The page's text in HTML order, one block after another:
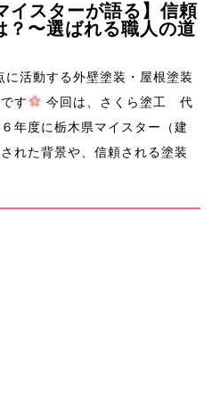
イスターが語る】信頼
？〜選ばれる職人の道
に活動する外壁塗装・屋根塗装
す
今回は、さくら塗工 代
度に栃木県マイスター（建
れた背景や、信頼される塗装